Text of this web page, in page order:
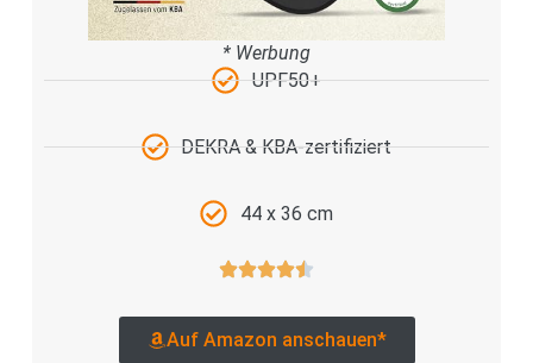
* Werbung
UPF50+
DEKRA & KBA-zertifiziert
44 x 36 cm
Auf Amazon anschauen*